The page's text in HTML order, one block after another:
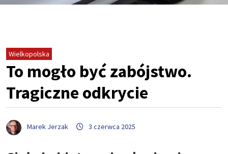
Wielkopolska
To mogło być zabójstwo.
Tragiczne odkrycie
Marek Jerzak 3 czerwca 2025